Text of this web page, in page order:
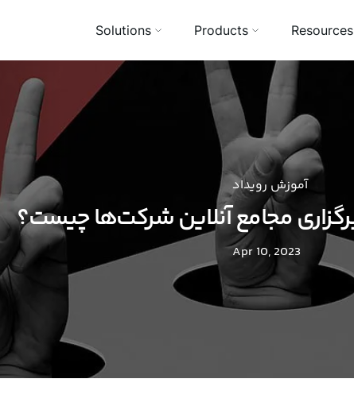
Solutions Products Resources
آموزش رویداد
مجامع آنلاین شرکت‌ها چیست؟
Apr 10, 2023